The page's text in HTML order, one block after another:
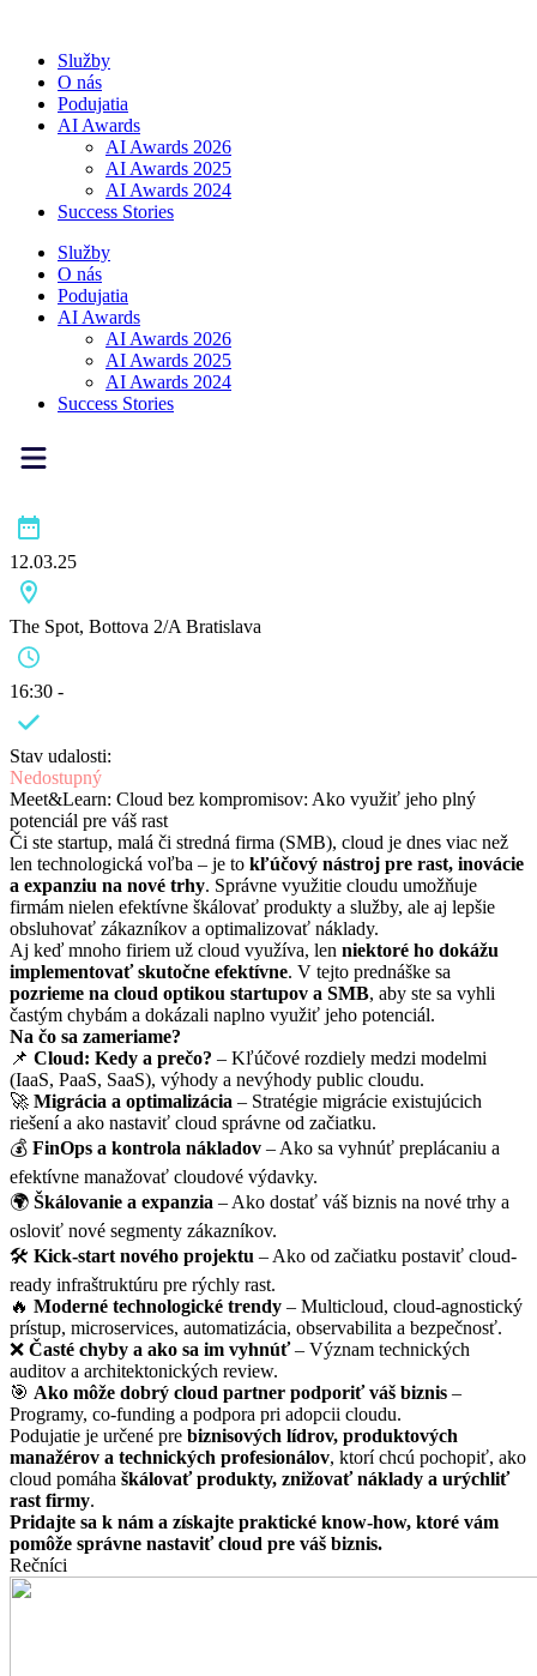
obsah
Služby
O nás
Podujatia
AI Awards
AI Awards 2026
AI Awards 2025
AI Awards 2024
Success Stories
Služby
O nás
Podujatia
AI Awards
AI Awards 2026
AI Awards 2025
AI Awards 2024
Success Stories
12.03.25
The Spot, Bottova 2/A Bratislava
16:30 -
Stav udalosti:
Nedostupný
Meet&Learn: Cloud bez kompromisov: Ako využiť jeho plný
potenciál pre váš rast
Či ste startup, malá či stredná firma (SMB), cloud je dnes viac než
len technologická voľba – je to kľúčový nástroj pre rast, inovácie
a expanziu na nové trhy. Správne využitie cloudu umožňuje
firmám nielen efektívne škálovať produkty a služby, ale aj lepšie
obsluhovať zákazníkov a optimalizovať náklady.
Aj keď mnoho firiem už cloud využíva, len niektoré ho dokážu
implementovať skutočne efektívne. V tejto prednáške sa
pozrieme na cloud optikou startupov a SMB, aby ste sa vyhli
častým chybám a dokázali naplno využiť jeho potenciál.
Na čo sa zameriame?
📌 Cloud: Kedy a prečo? – Kľúčové rozdiely medzi modelmi
(IaaS, PaaS, SaaS), výhody a nevýhody public cloudu.
🚀 Migrácia a optimalizácia – Stratégie migrácie existujúcich
riešení a ako nastaviť cloud správne od začiatku.
💰 FinOps a kontrola nákladov – Ako sa vyhnúť preplácaniu a
efektívne manažovať cloudové výdavky.
🌍 Škálovanie a expanzia – Ako dostať váš biznis na nové trhy a
osloviť nové segmenty zákazníkov.
🛠 Kick-start nového projektu – Ako od začiatku postaviť cloud-
ready infraštruktúru pre rýchly rast.
🔥 Moderné technologické trendy – Multicloud, cloud-agnostický
prístup, microservices, automatizácia, observabilita a bezpečnosť.
❌ Časté chyby a ako sa im vyhnúť– Význam technických
auditov a architektonických review.
🎯 Ako môže dobrý cloud partner podporiť váš biznis –
Programy, co-funding a podpora pri adopcii cloudu.
Podujatie je určené pre biznisových lídrov, produktových
manažérov a technických profesionálov, ktorí chcú pochopiť, ako
cloud pomáha škálovať produkty, znižovať náklady a urýchliť
rast firmy.
Pridajte sa k nám a získajte praktické know-how, ktoré vám
pomôže správne nastaviť cloud pre váš biznis.
Rečníci